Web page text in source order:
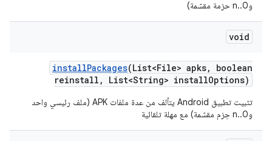
و0..n حزمة مقسّمة)
void
installPackages(List<File> apks,
boolean
reinstall , List<String> installOptions)
تثبيت تطبيق Android يتألف من عدة ملفات APK (ملف رئيسي واحد
و0..n حِزم مقسّمة) مع مهلة تلقائية